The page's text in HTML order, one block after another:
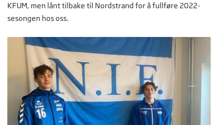
KFUM, men lånt tilbake til Nordstrand for å fullføre 2022-
sesongen hos oss.